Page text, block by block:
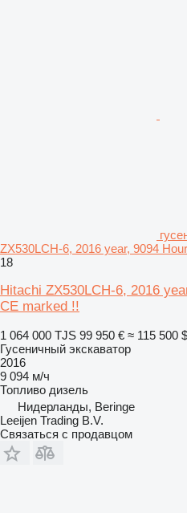
ZX530LCH-6, 2016 year, 9094
18
Hitachi ZX530LCH-6, 2016
CE marked !!
1 064 000 TJS 99 950 € ≈ 115 500 $
Гусеничный экскаватор
2016
9 094 м/ч
Топливо дизель
Нидерланды, Beringe
Leeijen Trading B.V.
Связаться с продавцом